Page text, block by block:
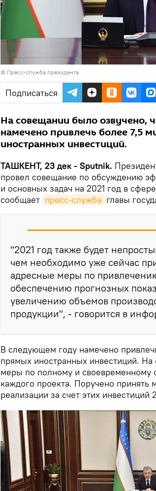
© Пресс-служба президента
Подписаться
На совещании было озвучено,
намечено привлечь более 7,5
иностранных инвестиций.
ТАШКЕНТ, 23 дек - Sputnik.
провел совещание по обсуждению
и основных задач на 2021 год в
сообщает пресс-служба главы
"2021 год также будет
чем необходимо уже сейчас
адресные меры по
обеспечению прогнозных
увеличению объемов
продукции", - говорится в
В следующем году намечено
прямых иностранных инвестиций.
меры по полному и своевременному
каждого проекта. Поручено
реализации за счет этих инвестиций